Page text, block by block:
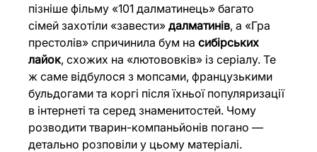
пізніше фільму «101 далматинець» багато
сімей захотіли «завести» далматинів, а «Гра
престолів» спричинила бум на сибірських
лайок, схожих на «лютововків» із серіалу. Те
ж саме відбулося з мопсами, французькими
бульдогами та коргі після їхньої популяризації
в інтернеті та серед знаменитостей. Чому
розводити тварин-компаньйонів погано —
детально розповіли у цьому матеріалі.